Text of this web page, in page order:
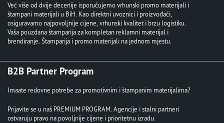
Već više od dvije decenije isporučujemo vrhunski promo materijali i
štampani materijali u BiH. Kao direktni uvoznici i proizvođači,
osiguravamo najpovoljnije cijene, vrhunski kvalitet i brzu logistiku.
Vaša pouzdana štamparija za kompletan reklamni materijal i
brendiranje. Štamparija i promo materijali na jednom mjestu.
B2B Partner Program
Imaate redovne potrebe za promotivnim i štampanim materijalima?
Prijavite se u naš PREMIUM PROGRAM. Agencije i stalni partneri
ostvaruju pravo na povoljnije cijene i prioritetnu izradu.